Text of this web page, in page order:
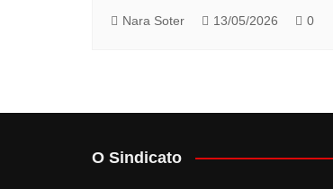
Nara Soter 13/05/2026 0
O Sindicato